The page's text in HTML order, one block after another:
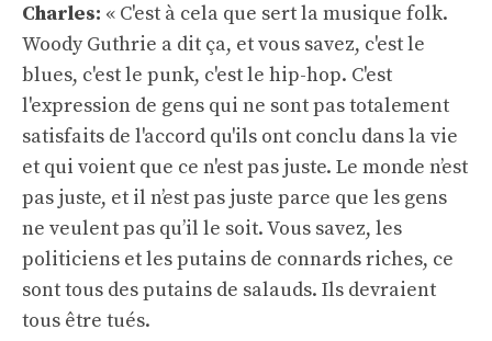
Charles: « C'est à cela que sert la musique folk.
Woody Guthrie a dit ça, et vous savez, c'est le
blues, c'est le punk, c'est le hip-hop. C'est
l'expression de gens qui ne sont pas totalement
satisfaits de l'accord qu'ils ont conclu dans la vie
et qui voient que ce n'est pas juste. Le monde n’est
pas juste, et il n’est pas juste parce que les gens
ne veulent pas qu’il le soit. Vous savez, les
politiciens et les putains de connards riches, ce
sont tous des putains de salauds. Ils devraient
tous être tués.